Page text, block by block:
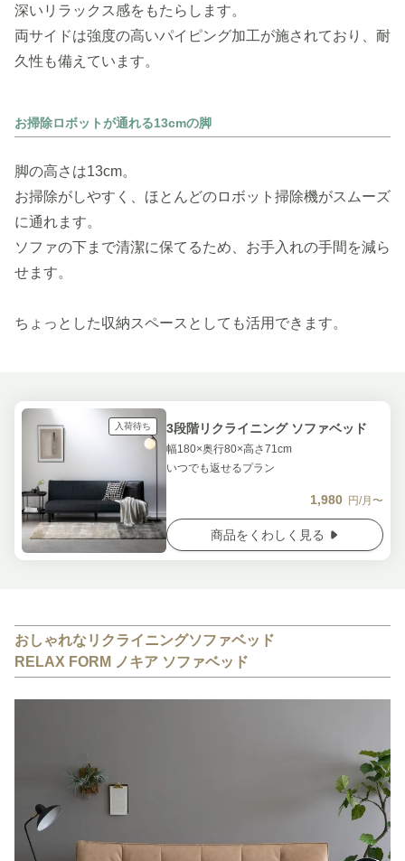
深いリラックス感をもたらします。
両サイドは強度の高いパイピング加工が施されており、耐
久性も備えています。
お掃除ロボットが通れる13cmの脚
脚の高さは13cm。
お掃除がしやすく、ほとんどのロボット掃除機がスムーズ
に通れます。
ソファの下まで清潔に保てるため、お手入れの手間を減ら
せます。
ちょっとした収納スペースとしても活用できます。
入荷待ち 3段階リクライニング ソファベッド
幅180×奥行80×高さ71cm
いつでも返せるプラン
1,980 円/月〜
商品をくわしく見る
おしゃれなリクライニングソファベッド
RELAX FORM ノキア ソファベッド